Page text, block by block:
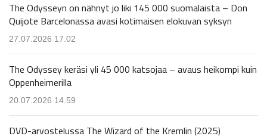
The Odysseyn on nähnyt jo liki 145 000 suomalaista – Don
Quijote Barcelonassa avasi kotimaisen elokuvan syksyn
27.07.2026 17.02
The Odyssey keräsi yli 45 000 katsojaa – avaus heikompi kuin
Oppenheimerilla
20.07.2026 14.59
DVD-arvostelussa The Wizard of the Kremlin (2025)